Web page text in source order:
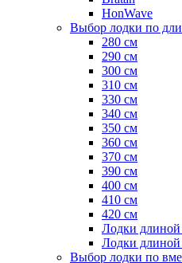
HonWave
Выбор лодки по
280 см
290 см
300 см
310 см
330 см
340 см
350 см
360 см
370 см
390 см
400 см
410 см
420 см
Лодки длиной
Лодки длиной
Выбор лодки по